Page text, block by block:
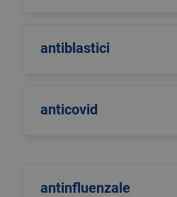
antiblastici
anticovid
antinfluenzale